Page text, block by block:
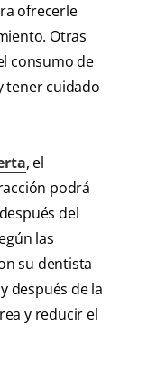
ofrecerle
Otras
consumo de
tener cuidado
, el
podrá
del
las
su dentista
después de la
y reducir el